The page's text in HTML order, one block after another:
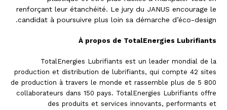
renforçant leur étanchéité. Le jury du JANUS encourage le
candidat à poursuivre plus loin sa démarche d’éco-design.
À propos de TotalEnergies Lubrifiants
TotalEnergies Lubrifiants est un leader mondial de la
production et distribution de lubrifiants, qui compte 42 sites
de production à travers le monde et rassemble plus de 5 800
collaborateurs dans 150 pays. TotalEnergies Lubrifiants offre
des produits et services innovants, performants et